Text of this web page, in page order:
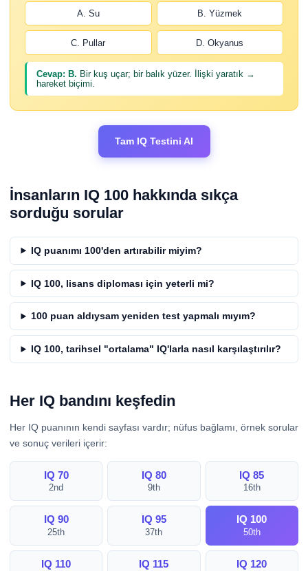
A. Su B. Yüzmek
C. Pullar D. Okyanus
Cevap: B. Bir kuş uçar; bir balık yüzer. İlişki yaratık →
hareket biçimi.
Tam IQ Testini Al
İnsanların IQ 100 hakkında sıkça
sorduğu sorular
IQ puanımı 100'den artırabilir miyim?
IQ 100, lisans diploması için yeterli mi?
100 puan aldıysam yeniden test yapmalı mıyım?
IQ 100, tarihsel "ortalama" IQ'larla nasıl karşılaştırılır?
Her IQ bandını keşfedin
Her IQ puanının kendi sayfası vardır; nüfus bağlamı, örnek sorular
ve sonuç verileri içerir:
IQ 70
2nd
IQ 80
9th
IQ 85
16th
IQ 90
25th
IQ 95
37th
IQ 100
50th
IQ 110 IQ 115 IQ 120